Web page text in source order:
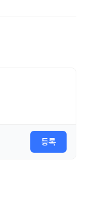
등록